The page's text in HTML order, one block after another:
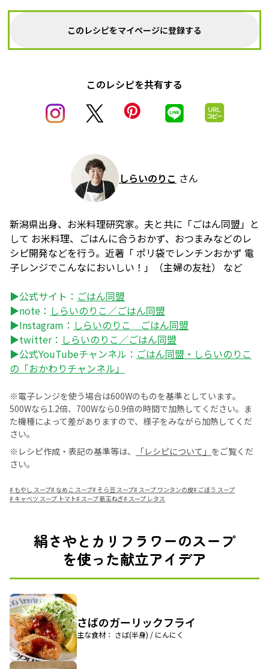
このレシピをマイページに登録する
このレシピを共有する
しらいのりこ さん
新潟県出身、お米料理研究家。夫と共に「ごはん同盟」と
して お米料理、ごはんに合うおかず、おつまみなどのレ
シピ開発などを行う。近著「 ポリ袋でレンチンおかず 電
子レンジでこんなにおいしい！」（主婦の友社） など
▶公式サイト： ごはん同盟
▶note： しらいのりこ／ごはん同盟
▶Instagram： しらいのりこ ごはん同盟
▶twitter： しらいのりこ／ごはん同盟
▶公式YouTubeチャンネル： ごはん同盟・しらいのりこ
の「おかわりチャンネル」
※電子レンジを使う場合は600Wのものを基準としています。
500Wなら1.2倍、700Wなら0.9倍の時間で加熱してください。ま
た機種によって差がありますので、様子をみながら加熱してくだ
さい。
※レシピ作成・表記の基準等は、
「レシピについて」 をご覧くだ
さい。
# もやし スープ# なめこ スープ#そら豆 スープ# スープ ワンタンの皮# ごぼう スープ
# キャベツ スープ トマト# スープ 新玉ねぎ# スープ レタス
絹さやとカリフラワーのスープ
を使った献立アイデア
さばのガーリックフライ
主な食材： さば(半身) / にんにく